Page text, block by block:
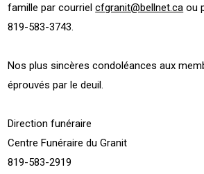
famille par courrielcfgranit@bellnet.ca ou
819-583-3743.
Nos plus sincères condoléances aux
éprouvés par le deuil.
Direction funéraire
Centre Funéraire du Granit
819-583-2919